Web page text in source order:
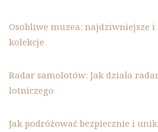
Osobliwe muzea: najdziwniejsze
kolekcje
Radar samolotów: Jak działa
lotniczego
Jak podróżować bezpiecznie i